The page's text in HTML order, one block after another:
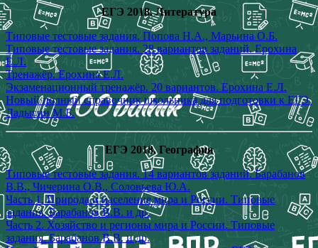
ЕГЭ 2018. Литература
Типовые тестовые задания. Попова Н.А., Марьина О.Б.
Типовые тестовые задания. 28 вариантов заданий. Ерохина
Е.Л.
Тренажёр. Ерохина Е.Л.
Экзаменационный тренажёр. 20 вариантов. Ерохина Е.Л.
Новый полный справочник школьника для подготовки к ЕГЭ.
Ладыгин М.Б.
ЕГЭ 2018. География
Типовые тестовые задания. 14 вариантов заданий. Барабанов
В.В., Чичерина О.В., Соловьева Ю.А.
Часть 1. Природа и население мира и России. Типовые
задания. Барабанов В.В. и др.
Часть 2. Хозяйство и регионы мира и России. Типовые
задания. Барабанов В.В. и др.